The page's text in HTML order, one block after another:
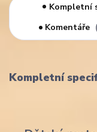
Kompletní
Komentáře
Kompletní